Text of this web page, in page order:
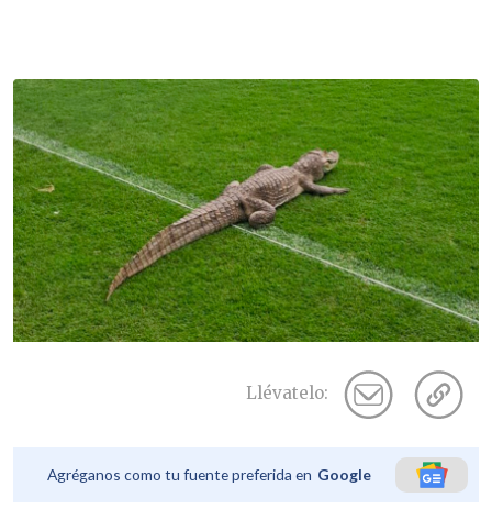
Llévatelo:
Agréganos como tu fuente preferida en Google